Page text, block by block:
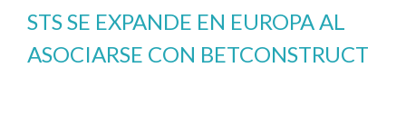
STS SE EXPANDE EN EUROPA AL
ASOCIARSE CON BETCONSTRUCT